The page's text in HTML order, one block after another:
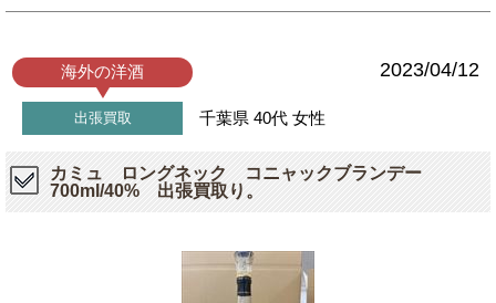
海外の洋酒 2023/04/12
出張買取 千葉県 40代 女性
カミュ ロングネック コニャックブランデー
700ml/40% 出張買取り。